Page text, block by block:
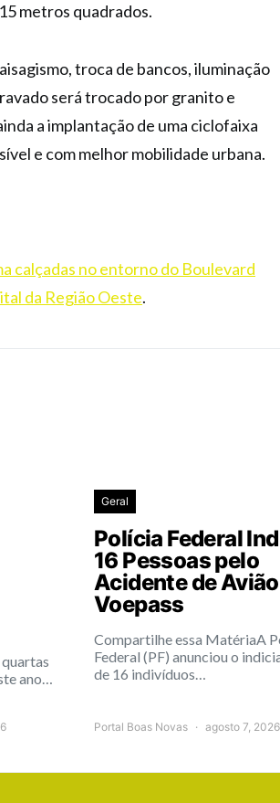
metros quadrados.
troca de bancos, iluminação
será trocado por granito e
a implantação de uma ciclofaixa
e com melhor mobilidade urbana.
calçadas no entorno do Boulevard
da Região Oeste.
ano…
Geral
Polícia Federal
16 Pessoas pelo
Acidente de
Voepass
Compartilhe essa MatériaA
Federal (PF) anunciou o
de 16 indivíduos…
Portal Boas Novas agosto 7, 2026